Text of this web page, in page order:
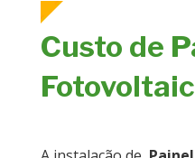
Custo de